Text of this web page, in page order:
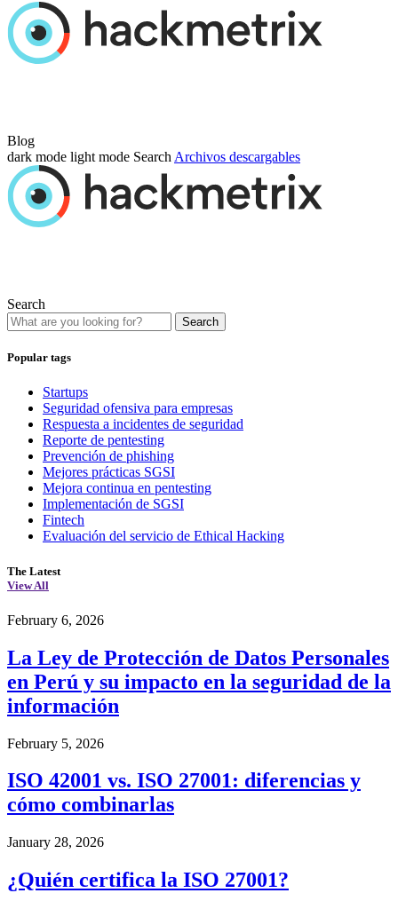
Blog
dark mode light mode Search Archivos descargables
Search
Search
Popular tags
Startups
Seguridad ofensiva para empresas
Respuesta a incidentes de seguridad
Reporte de pentesting
Prevención de phishing
Mejores prácticas SGSI
Mejora continua en pentesting
Implementación de SGSI
Fintech
Evaluación del servicio de Ethical Hacking
The Latest
View All
February 6, 2026
La Ley de Protección de Datos Personales
en Perú y su impacto en la seguridad de la
información
February 5, 2026
ISO 42001 vs. ISO 27001: diferencias y
cómo combinarlas
January 28, 2026
¿Quién certifica la ISO 27001?